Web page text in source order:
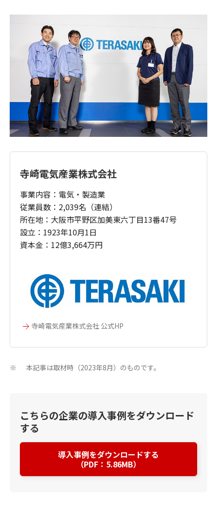
寺崎電気産業株式会社
寺崎電気産業株式会社 公式HP
事業内容：電気・製造業
従業員数：2,039名（連結）
所在地：大阪市平野区加美東六丁目13番47号
設立：1923年10月1日
資本金：12億3,664万円
※ 本記事は取材時（2023年8月）のものです。
こちらの企業の導入事例をダウンロード
する
導入事例をダウンロードする
（PDF：5.86MB）